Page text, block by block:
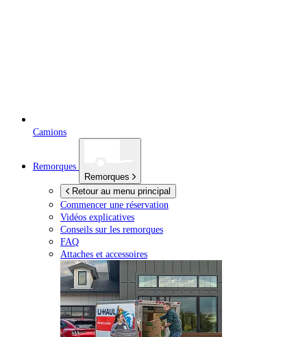
Camions
Remorques
Remorques
Retour au menu principal
Commencer une réservation
Vidéos explicatives
Conseils sur les remorques
FAQ
Attaches et accessoires